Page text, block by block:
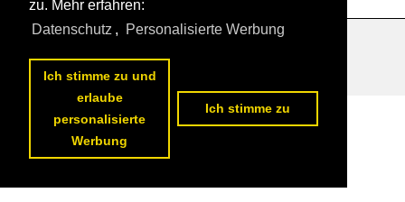
zu. Mehr erfahren:
Datenschutz , Personalisierte Werbung
Ich stimme zu und
erlaube
personalisierte
Werbung
Ich stimme zu